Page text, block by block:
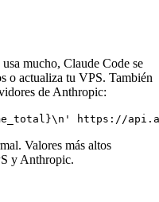
mucho, Claude Code se
o actualiza tu VPS. También
de Anthropic:
Valores más altos
y Anthropic.